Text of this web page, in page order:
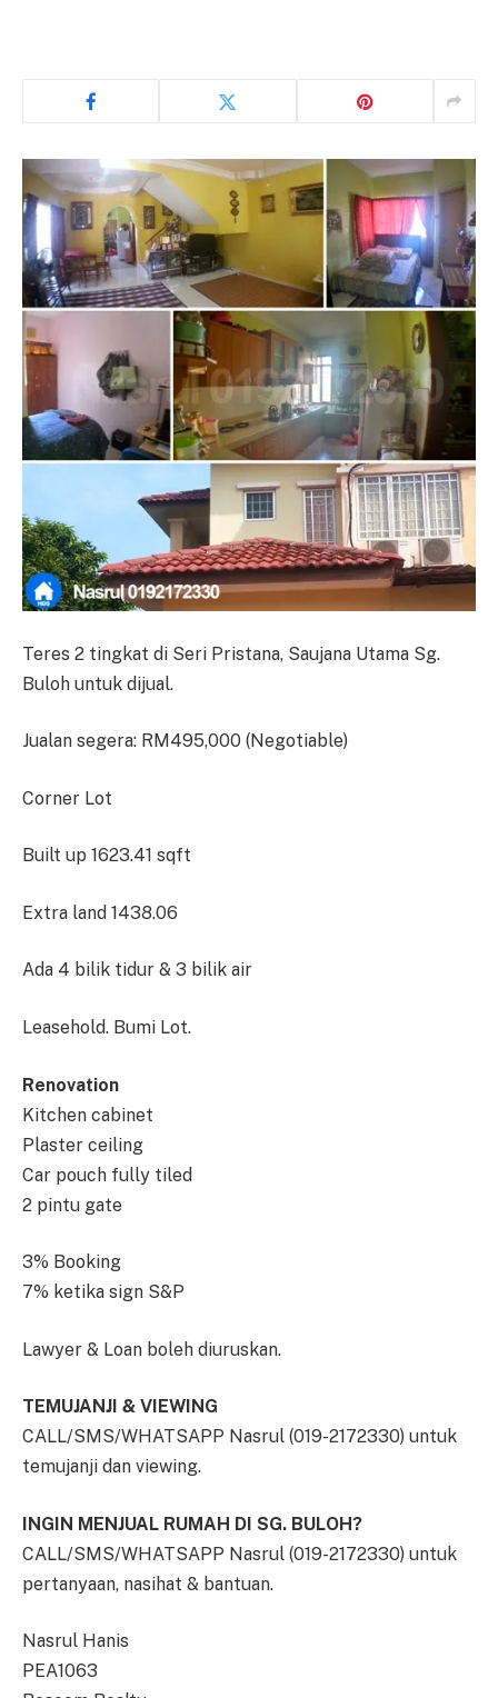
Teres 2 tingkat di Seri Pristana, Saujana Utama Sg.
Buloh untuk dijual.
Jualan segera: RM495,000 (Negotiable)
Corner Lot
Built up 1623.41 sqft
Extra land 1438.06
Ada 4 bilik tidur & 3 bilik air
Leasehold. Bumi Lot.
Renovation
Kitchen cabinet
Plaster ceiling
Car pouch fully tiled
2 pintu gate
3% Booking
7% ketika sign S&P
Lawyer & Loan boleh diuruskan.
TEMUJANJI & VIEWING
CALL/SMS/WHATSAPP Nasrul (019-2172330) untuk
temujanji dan viewing.
INGIN MENJUAL RUMAH DI SG. BULOH?
CALL/SMS/WHATSAPP Nasrul (019-2172330) untuk
pertanyaan, nasihat & bantuan.
Nasrul Hanis
PEA1063